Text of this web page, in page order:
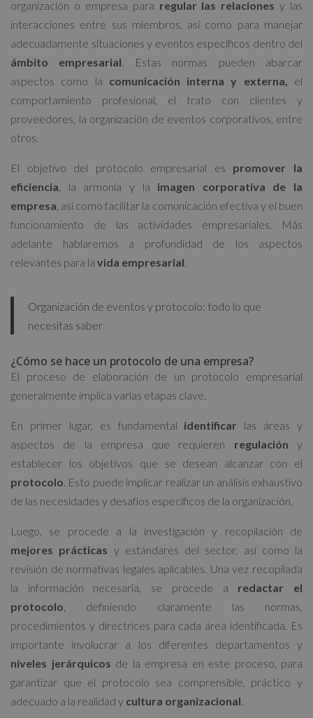
organización o empresa para regular las relaciones y las
interacciones entre sus miembros, así como para manejar
adecuadamente situaciones y eventos específicos dentro del
ámbito empresarial . Estas normas pueden abarcar
aspectos como la comunicación interna y externa,
el
comportamiento profesional, el trato con clientes y
proveedores, la organización de eventos corporativos, entre
otros.
El objetivo del protocolo empresarial es promover la
eficiencia , la armonía y la imagen corporativa de la
empresa , así como facilitar la comunicación efectiva y el buen
funcionamiento de las actividades empresariales. Más
adelante hablaremos a profundidad de los aspectos
relevantes para la vida empresarial
Organización de eventos y protocolo: todo lo que
necesitas saber
¿Cómo se hace un protocolo de una empresa?
El proceso de elaboración de un protocolo empresarial
generalmente implica varias etapas clave.
En primer lugar, es fundamental identificar las áreas y
aspectos de la empresa que requieren regulación y
establecer los objetivos que se desean alcanzar con el
protocolo . Esto puede implicar realizar un análisis exhaustivo
de las necesidades y desafíos específicos de la organización.
Luego, se procede a la investigación y recopilación de
mejores prácticas y estándares del sector, así como la
revisión de normativas legales aplicables. Una vez recopilada
la información necesaria, se procede a redactar el
protocolo , definiendo claramente las normas,
procedimientos y directrices para cada área identificada. Es
importante involucrar a los diferentes departamentos y
niveles jerárquicos de la empresa en este proceso, para
garantizar que el protocolo sea comprensible, práctico y
adecuado a la realidad y cultura organizacional